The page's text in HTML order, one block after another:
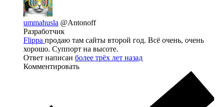
ummahusla @Antonoff
Разработчик
Flippa продаю там сайты второй год. Всё очень, очень
хорошо. Суппорт на высоте.
Ответ написан более трёх лет назад
Комментировать